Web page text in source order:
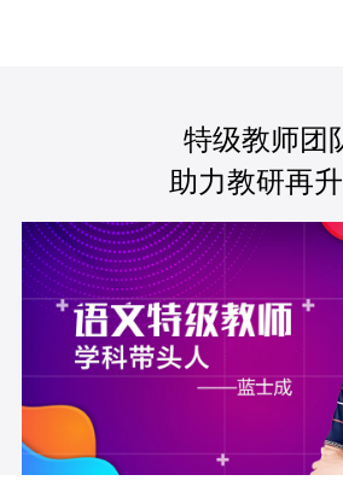
特级教师团
助力教研再